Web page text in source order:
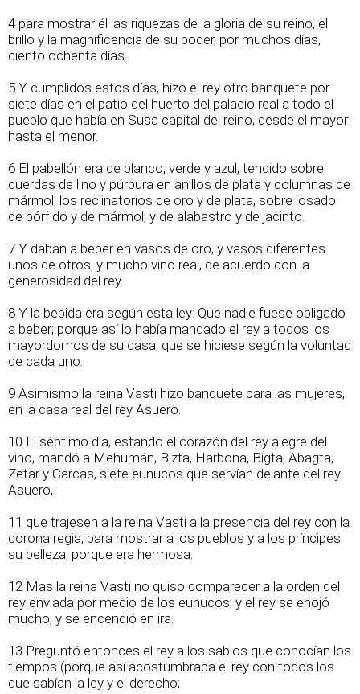
4 para mostrar él las riquezas de la gloria de su reino, el
brillo y la magnificencia de su poder, por muchos días,
ciento ochenta días.
5 Y cumplidos estos días, hizo el rey otro banquete por
siete días en el patio del huerto del palacio real a todo el
pueblo que había en Susa capital del reino, desde el mayor
hasta el menor.
6 El pabellón era de blanco, verde y azul, tendido sobre
cuerdas de lino y púrpura en anillos de plata y columnas de
mármol; los reclinatorios de oro y de plata, sobre losado
de pórfido y de mármol, y de alabastro y de jacinto.
7 Y daban a beber en vasos de oro, y vasos diferentes
unos de otros, y mucho vino real, de acuerdo con la
generosidad del rey.
8 Y la bebida era según esta ley: Que nadie fuese obligado
a beber; porque así lo había mandado el rey a todos los
mayordomos de su casa, que se hiciese según la voluntad
de cada uno.
9 Asimismo la reina Vasti hizo banquete para las mujeres,
en la casa real del rey Asuero.
10 El séptimo día, estando el corazón del rey alegre del
vino, mandó a Mehumán, Bizta, Harbona, Bigta, Abagta,
Zetar y Carcas, siete eunucos que servían delante del rey
Asuero,
11 que trajesen a la reina Vasti a la presencia del rey con la
corona regia, para mostrar a los pueblos y a los príncipes
su belleza; porque era hermosa.
12 Mas la reina Vasti no quiso comparecer a la orden del
rey enviada por medio de los eunucos; y el rey se enojó
mucho, y se encendió en ira.
13 Preguntó entonces el rey a los sabios que conocían los
tiempos (porque así acostumbraba el rey con todos los
que sabían la ley y el derecho;